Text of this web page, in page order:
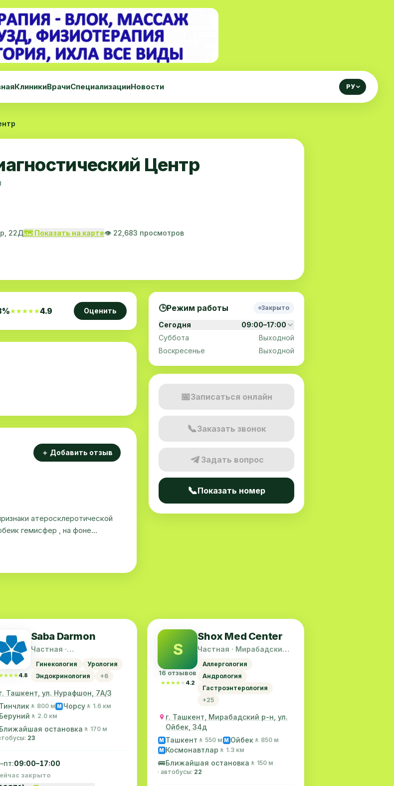
КлиникиВрачиСпециализацииНовости РУ
Центр
22Д🗺️ Показать на карте👁️ 22,683 просмотров
%★★★★★
★★★★★4.9 Оценить
＋ Добавить отзыв
атеросклеротической
гемисфер , на фоне
атрофии головного
🕒Режим работы Закрыто
Сегодня
09:00–17:00
Суббота
Выходной
Воскресенье
Выходной
📅Записаться онлайн
📞Заказать звонок
Задать вопрос
📞Показать номер
4.8
Saba Darmon
Частная ·
Гинекология
Урология
Эндокринология
+6
г. Ташкент, ул. Нурафшон, 7А/3
Тинчлик🚶 800 м M Чорсу🚶 1.6 км
Беруний 🚶 2.0 км
Ближайшая остановка 🚶 170 м
23
09:00–17:00
закрыто
S
16 отзывов
★★★★★
★★★★★ 4.2
Shox Med Center
Частная · Мирабадский
Аллергология
Андрология
Гастроэнтерология
+25
г. Ташкент, Мирабадский р-н, ул.
Ойбек, 34д
M Ташкент 🚶 550 м M Ойбек 🚶 850 м
M Космонавтлар 🚶 1.3 км
🚌Ближайшая остановка 🚶 150 м
· автобусы: 22